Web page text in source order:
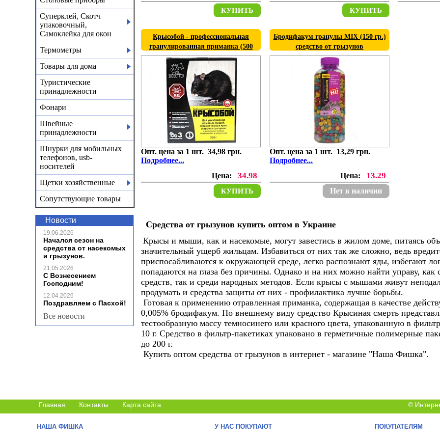
Суперклей, Скотч
упаковочный,
Самоклейка для окон
Термометры
Товары для дома
Туристические
принадлежности
Фонари
Швейные
принадлежности
Шнурки для мобильных
телефонов, usb-
носителей
Щетки хозяйственные
Сопутствующие товары
Новости
19.06.2026
Начался сезон на
средства от насекомых
и грызунов.
21.05.2026
С Вознесением
Господним!
12.04.2026
Поздравляем с Пасхой!
Все новости
КУПИТЬ КУПИТЬ
Крысобой - профессиональная
гранулированная приманка (500
гр.)
Опт. цена за 1 шт. 34,98 грн.
Подробнее...
Цена:
34.98
КУПИТЬ
Бродифакум гранулы МІХ (150 гр.)
средство от грызунов
Опт. цена за 1 шт. 13,29 грн.
Подробнее...
Цена:
13.29
Нет в наличии
Средства от грызунов купить оптом в Украине
Крысы и мыши, как и насекомые, могут завестись в жилом доме, питаясь
значительный ущерб жильцам. Избавиться от них так же сложно, ведь
приспосабливаются к окружающей среде, легко распознают яды, избегают
попадаются на глаза без причины. Однако и на них можно найти управу, как
средств, так и среди народных методов. Если крысы с мышами живут
продумать и средства защиты от них - профилактика лучше борьбы.
Готовая к применению отравленная приманка, содержащая в качестве
0,005% бродифакум. По внешнему виду средство Крысиная смерть
тестообразную массу темносинего или красного цвета, упакованную в
10 г. Средство в фильтр-пакетиках упаковано в герметичные полимерные
до 200 г.
Купить оптом средства от грызунов в интернет - магазине "Наша Фишка".
Главная Контакты Карта сайта ©
НАША ФИШКА У НАС ПОКУПАЮТ ПОКУПАТЕЛЯМ